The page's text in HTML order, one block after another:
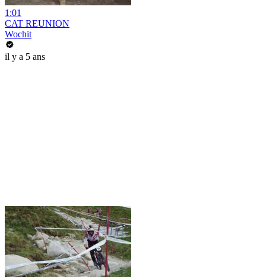
1:01
CAT REUNION
Wochit
il y a 5 ans